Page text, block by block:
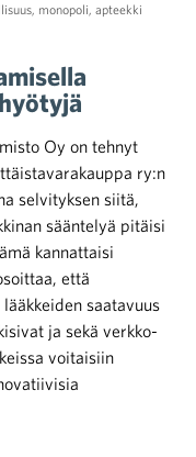
, monopoli, apteekki
Oy on tehnyt
ry:n
selvityksen siitä,
sääntelyä pitäisi
kannattaisi
että
saatavuus
ja sekä verkko-
voitaisiin